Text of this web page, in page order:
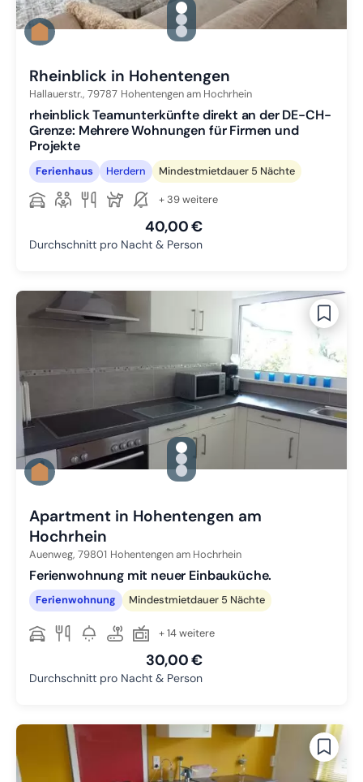
gallery.slide_selector
Zu Slide 1 wechseln
Zu Slide 2 wechseln
Zu Slide 3 wechseln
Rheinblick in Hohentengen
Hallauerstr., 79787 Hohentengen am Hochrhein
rheinblick Teamunterkünfte direkt an der DE-CH-
Grenze: Mehrere Wohnungen für Firmen und
Projekte
Ferienhaus Herdern Mindestmietdauer 5 Nächte
+ 39 weitere
40,00 €
Durchschnitt pro Nacht & Person
gallery.slide_selector
Zu Slide 1 wechseln
Zu Slide 2 wechseln
Zu Slide 3 wechseln
Apartment in Hohentengen am
Hochrhein
Auenweg, 79801 Hohentengen am Hochrhein
Ferienwohnung mit neuer Einbauküche.
Ferienwohnung Mindestmietdauer 5 Nächte
+ 14 weitere
30,00 €
Durchschnitt pro Nacht & Person